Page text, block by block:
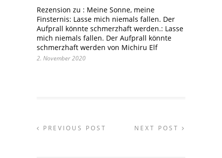
Rezension zu : Meine Sonne, meine
Finsternis: Lasse mich niemals fallen. Der
Aufprall könnte schmerzhaft werden.: Lasse
mich niemals fallen. Der Aufprall könnte
schmerzhaft werden von Michiru Elf
2. November 2020
PREVIOUS POST NEXT POST